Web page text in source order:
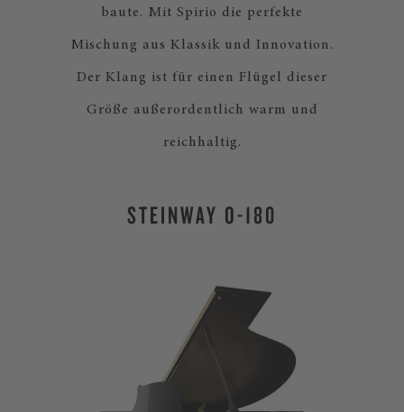
baute. Mit Spirio die perfekte
Mischung aus Klassik und Innovation.
Der Klang ist für einen Flügel dieser
Größe außerordentlich warm und
reichhaltig.
STEINWAY O-180